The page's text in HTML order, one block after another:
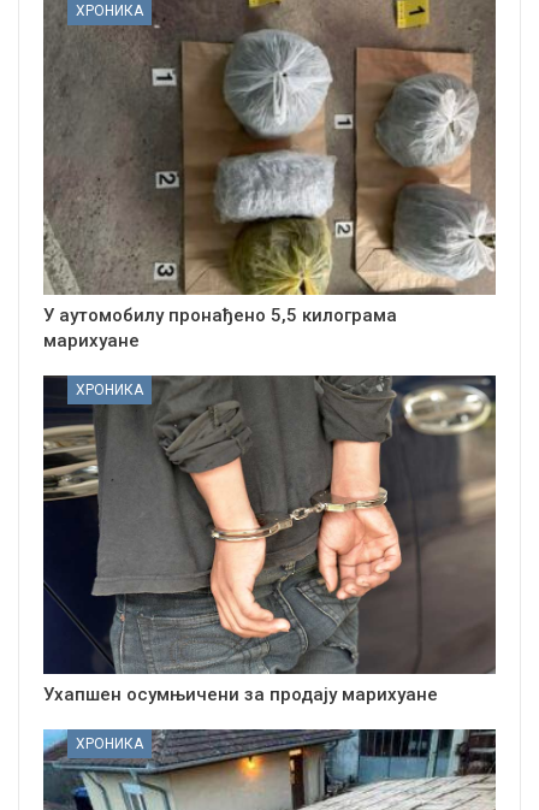
ХРОНИКА
У аутомобилу пронађено 5,5 килограма
марихуане
ХРОНИКА
Ухапшен осумњичени за продају марихуане
ХРОНИКА